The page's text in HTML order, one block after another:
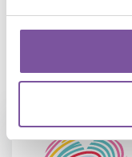
Delen: